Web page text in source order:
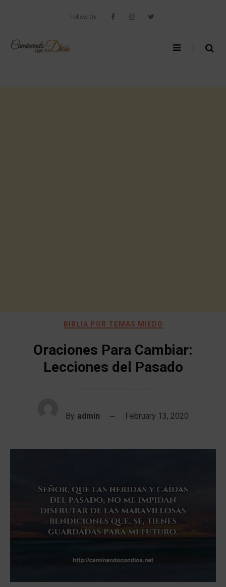
Follow Us
BIBLIA POR TEMAS MIEDO
Oraciones Para Cambiar:
Lecciones del Pasado
By admin February 13, 2020